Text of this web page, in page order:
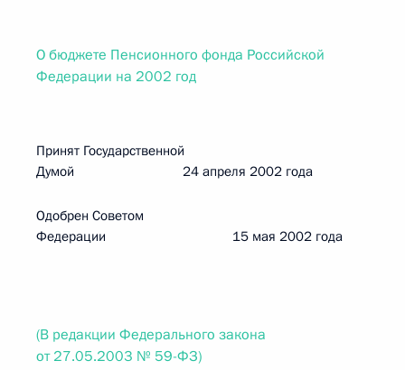
О бюджете Пенсионного фонда Российской
Федерации на 2002 год
Принят Государственной
Думой 24 апреля 2002 года
Одобрен Советом
Федерации 15 мая 2002 года
(В редакции Федерального закона
от 27.05.2003 № 59-ФЗ)